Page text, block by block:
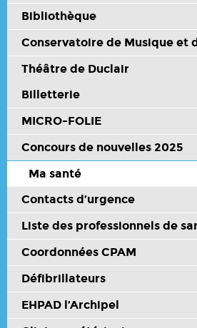
Bibliothèque
Conservatoire de Musique et
Théâtre de Duclair
Billetterie
MICRO-FOLIE
Concours de nouvelles 2025
Ma santé
Contacts d’urgence
Liste des professionnels de
Coordonnées CPAM
Défibrillateurs
EHPAD l’Archipel